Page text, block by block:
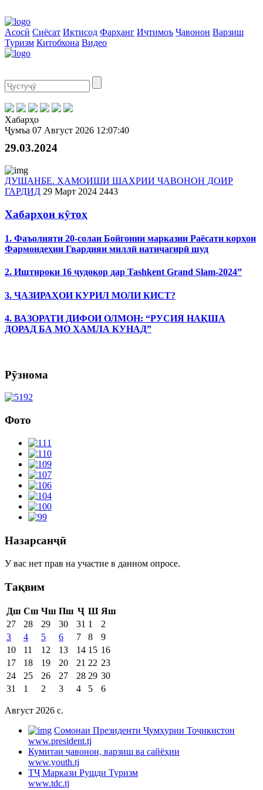
Асосӣ Сиёсат Иқтисод Фарҳанг Иҷтимоъ Ҷавонон Варзиш
Туризм Китобхона Видео
Хабарҳо
Ҷумъа 07 Август 2026 12:07:40
29.03.2024
ДУШАНБЕ. ҲАМОИШИ ШАҲРИИ ҶАВОНОН ДОИР
ГАРДИД 29 Март 2024 2443
Хабарҳои кӯтоҳ
1. Фаъолияти 20-солаи Бойгонии марказии Раёсати корҳои
Фармондеҳии Гвардияи миллӣ натиҷагирӣ шуд
2. Иштироки 16 ҷудокор дар Tashkent Grand Slam-2024”
3. ҶАЗИРАҲОИ КУРИЛ МОЛИ КИСТ?
4. ВАЗОРАТИ ДИФОИ ОЛМОН: “РУСИЯ НАҚША
ДОРАД БА МО ҲАМЛА КУНАД”
Рӯзнома
Фото
Назарсанҷӣ
У вас нет прав на участие в данном опросе.
Тақвим
Дш Сш Чш Пш Ҷ Ш Яш
27
28 29 30 31 1
2
3
4 5 6 7 8
9
10
11 12 13 14 15 16
17
18 19 20 21 22 23
24
25 26 27 28 29 30
31
1 2 3 4 5 6
Август 2026 c.
Cомонаи Президенти Ҷумҳурии Тоҷикистон
www.president.tj
Кумитаи ҷавонон, варзиш ва сайёҳии
www.youth.tj
ТҶ Маркази Рушди Туризм
www.tdc.tj